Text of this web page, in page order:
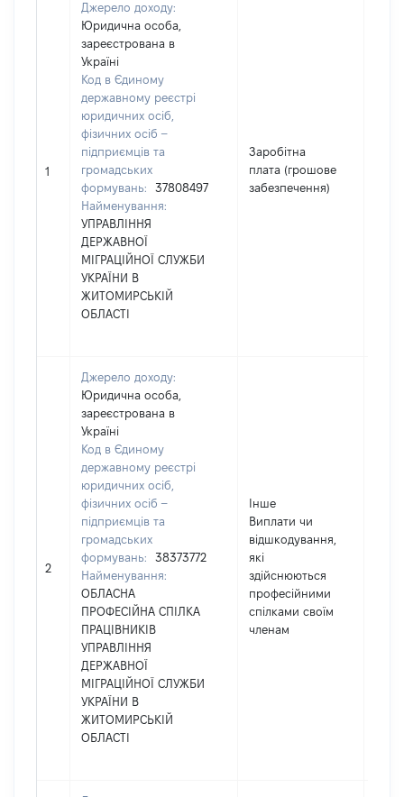
1
Джерело доходу:
Юридична особа,
зареєстрована в
Україні
Код в Єдиному
державному реєстрі
юридичних осіб,
фізичних осіб –
підприємців та
громадських
формувань:
37808497
Найменування:
УПРАВЛІННЯ
ДЕРЖАВНОЇ
МІГРАЦІЙНОЇ СЛУЖБИ
УКРАЇНИ В
ЖИТОМИРСЬКІЙ
ОБЛАСТІ
Заробітна
плата (грошове
забезпечення)
2
Джерело доходу:
Юридична особа,
зареєстрована в
Україні
Код в Єдиному
державному реєстрі
юридичних осіб,
фізичних осіб –
підприємців та
громадських
формувань:
38373772
Найменування:
ОБЛАСНА
ПРОФЕСІЙНА СПІЛКА
ПРАЦІВНИКІВ
УПРАВЛІННЯ
ДЕРЖАВНОЇ
МІГРАЦІЙНОЇ СЛУЖБИ
УКРАЇНИ В
ЖИТОМИРСЬКІЙ
ОБЛАСТІ
Інше
Виплати чи
відшкодування,
які
здійснюються
професійними
спілками своїм
членам